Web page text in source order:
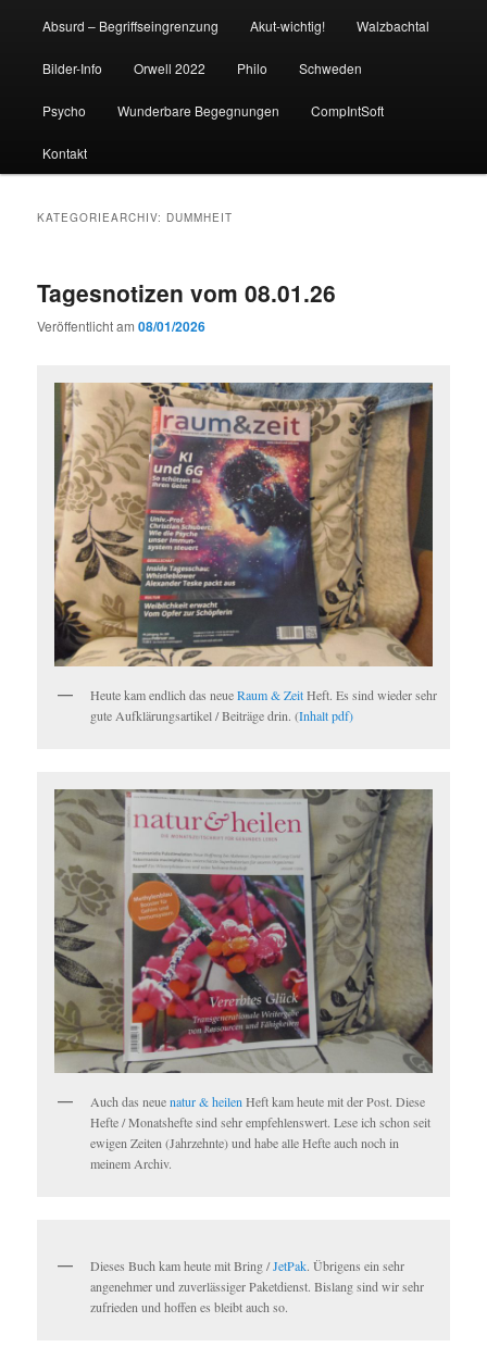
Absurd – Begriffseingrenzung Akut-wichtig! Walzbachtal
Bilder-Info Orwell 2022 Philo Schweden
Psycho Wunderbare Begegnungen CompIntSoft
Kontakt
KATEGORIEARCHIV: DUMMHEIT
Tagesnotizen vom 08.01.26
Veröffentlicht am08/01/2026
Heute kam endlich das neueRaum & ZeitHeft. Es sind wieder sehr
gute Aufklärungsartikel / Beiträge drin. (Inhalt pdf)
Auch das neuenatur & heilen Heft kam heute mit der Post. Diese
Hefte / Monatshefte sind sehr empfehlenswert. Lese ich schon seit
ewigen Zeiten (Jahrzehnte) und habe alle Hefte auch noch in
meinem Archiv.
Dieses Buch kam heute mit Bring /JetPak. Übrigens ein sehr
angenehmer und zuverlässiger Paketdienst. Bislang sind wir sehr
zufrieden und hoffen es bleibt auch so.